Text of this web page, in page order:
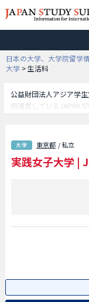
日本の大学、大学院留学
大学 >生活科
公益財団法人アジア学
同運営しているJAPAN
学部や人間社会学部や
報や、募集定員や合格
学生に必要な情報を掲
東京都 / 私立
実践女子大学 |